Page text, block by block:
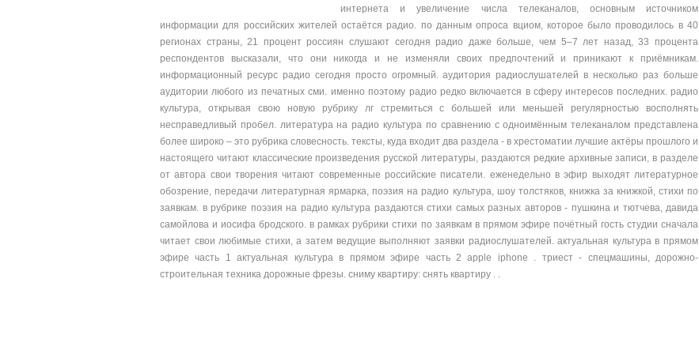
интернета и увеличение числа телеканалов, основным источником
информации для российских жителей остаётся радио. по данным опроса вциом, которое было проводилось в 40
регионах страны, 21 процент россиян слушают сегодня радио даже больше, чем 5–7 лет назад, 33 процента
респондентов высказали, что они никогда и не изменяли своих предпочтений и приникают к приёмникам.
информационный ресурс радио сегодня просто огромный. аудитория радиослушателей в несколько раз больше
аудитории любого из печатных сми. именно поэтому радио редко включается в сферу интересов последних. радио
культура, открывая свою новую рубрику лг стремиться с большей или меньшей регулярностью восполнять
несправедливый пробел. литература на радио культура по сравнению с одноимённым телеканалом представлена
более широко – это рубрика словесность. тексты, куда входит два раздела - в хрестоматии лучшие актёры прошлого и
настоящего читают классические произведения русской литературы, раздаются редкие архивные записи, в разделе
от автора свои творения читают современные российские писатели. еженедельно в эфир выходят литературное
обозрение, передачи литературная ярмарка, поэзия на радио культура, шоу толстяков, книжка за книжкой, стихи по
заявкам. в рубрике поэзия на радио культура раздаются стихи самых разных авторов - пушкина и тютчева, давида
самойлова и иосифа бродского. в рамках рубрики стихи по заявкам в прямом эфире почётный гость студии сначала
читает свои любимые стихи, а затем ведущие выполняют заявки радиослушателей. актуальная культура в прямом
эфире часть 1 актуальная культура в прямом эфире часть 2 apple iphone . триест - спецмашины, дорожно-
строительная техника дорожные фрезы. сниму квартиру: снять квартиру . .